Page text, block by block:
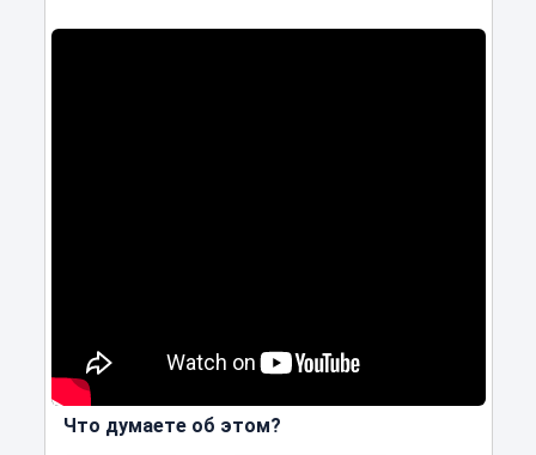
Что думаете об этом?